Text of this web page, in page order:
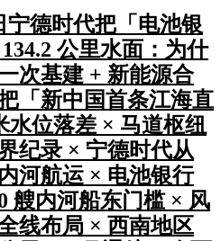
宁德时代把「电池银
公里水面：为什
次基建 + 新能源合
「新中国首条江海直
水位落差 × 马道枢纽
纪录 × 宁德时代从
河航运 × 电池银行
艘内河船东门槛 × 风
线布局 × 西南地区